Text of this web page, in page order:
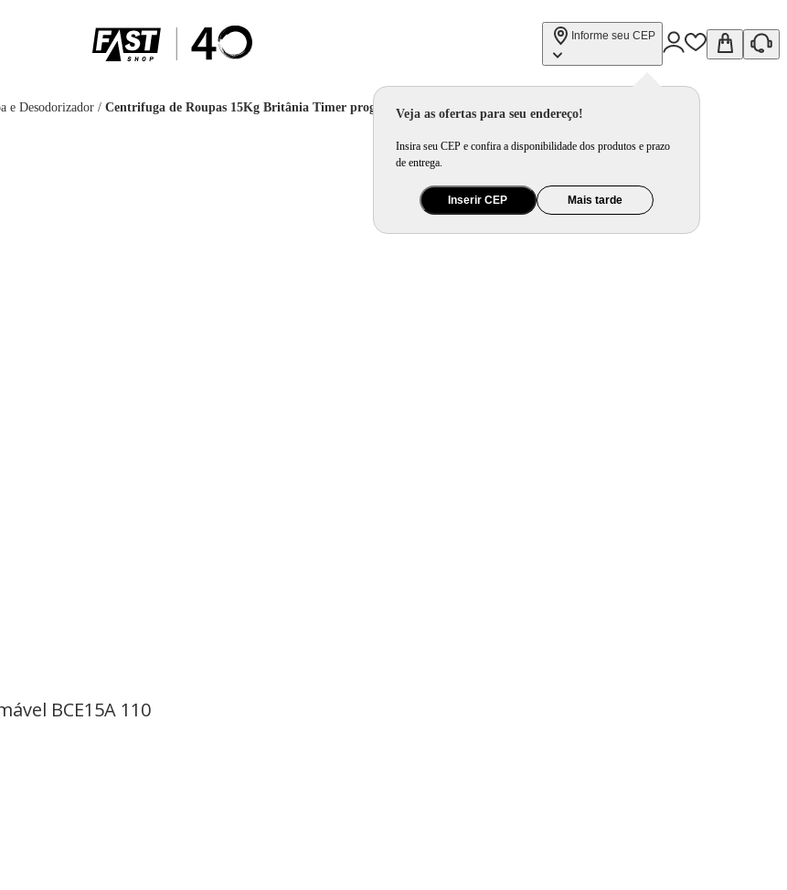
Informe seu CEP
Veja as ofertas para seu endereço!
Insira seu CEP e confira a disponibilidade dos produtos e prazo
de entrega.
Inserir CEP Mais tarde
e Desodorizador / Centrifuga de Roupas 15Kg Britânia Timer programável BCE15A
BCE15A 110